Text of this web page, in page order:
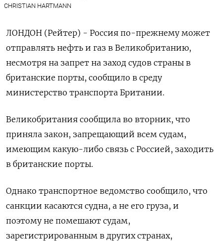
CHRISTIAN HARTMANN
ЛОНДОН (Рейтер) - Россия по-прежнему может
отправлять нефть и газ в Великобританию,
несмотря на запрет на заход судов страны в
британские порты, сообщило в среду
министерство транспорта Британии.
Великобритания сообщила во вторник, что
приняла закон, запрещающий всем судам,
имеющим какую-либо связь с Россией, заходить
в британские порты.
Однако транспортное ведомство сообщило, что
санкции касаются судна, а не его груза, и
поэтому не помешают судам,
зарегистрированным в других странах,